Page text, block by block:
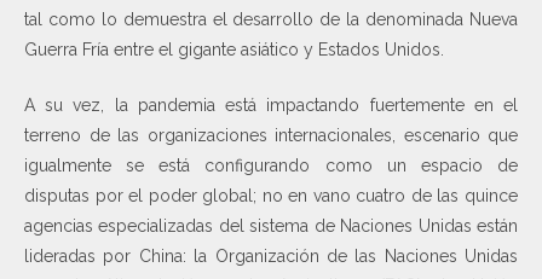
tal como lo demuestra el desarrollo de la denominada Nueva
Guerra Fría entre el gigante asiático y Estados Unidos.
A su vez, la pandemia está impactando fuertemente en el
terreno de las organizaciones internacionales, escenario que
igualmente se está configurando como un espacio de
disputas por el poder global; no en vano cuatro de las quince
agencias especializadas del sistema de Naciones Unidas están
lideradas por China: la Organización de las Naciones Unidas